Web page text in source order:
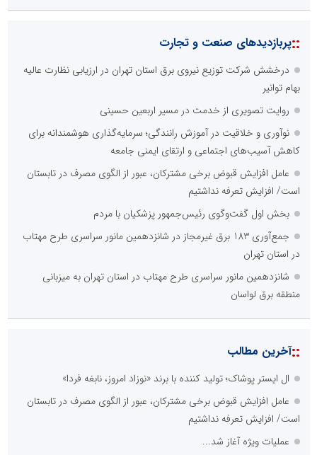
::پربازدیدهای صنعت و تجارت
درخشش شرکت توزیع نیروی برق استان تهران در ارزیابی نظارت عالیه
بهام توانیر
روایت تصویری از خدمت در مسیر اربعین حسینی
نوآوری و خلاقیت در آموزش رانندگی؛ سرمایه‌گذاری هوشمندانه برای
کاهش آسیب‌های اجتماعی و ارتقای ایمنی جامعه
عامل افزایش قبوض برخی مشترکان، عبور از الگوی مصرف در تابستان
است/ افزایش تعرفه نداشتیم
بخش اول گفت‌وگوی رئیس‌جمهور پزشکیان با مردم
جمع‌آوری 183 برق غیرمجاز در شانزدهمین مانور سراسری طرح مهتاب
در استان تهران
شانزدهمین مانور سراسری طرح مهتاب در استان تهران به میزبانی
منطقه برق لواسان
::آخرین مطالب
ال ایستر پوشاک؛ تولید کننده با برند «نوزاد امروز، نابغه فردا»
عامل افزایش قبوض برخی مشترکان، عبور از الگوی مصرف در تابستان
است/ افزایش تعرفه نداشتیم
عملیات ویژه آغاز شد...